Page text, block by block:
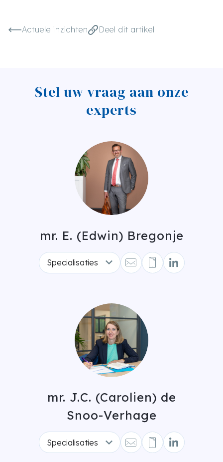
Actuele inzichten Deel dit artikel
Stel uw vraag aan onze
experts
mr. E. (Edwin) Bregonje
Specialisaties
mr. J.C. (Carolien) de
Snoo-Verhage
Specialisaties